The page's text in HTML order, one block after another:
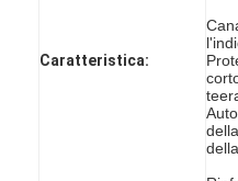
Caratteristica: